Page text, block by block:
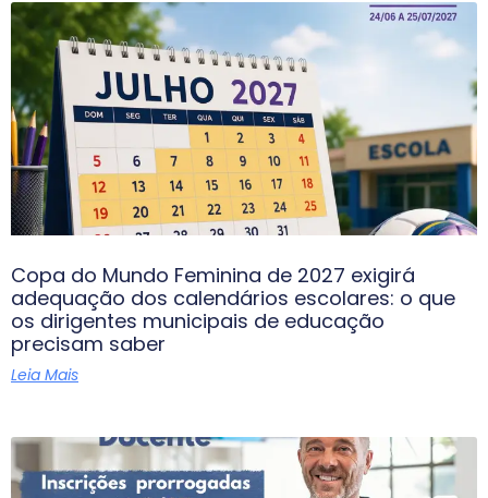
Copa do Mundo Feminina de 2027 exigirá
adequação dos calendários escolares: o que
os dirigentes municipais de educação
precisam saber
Leia Mais